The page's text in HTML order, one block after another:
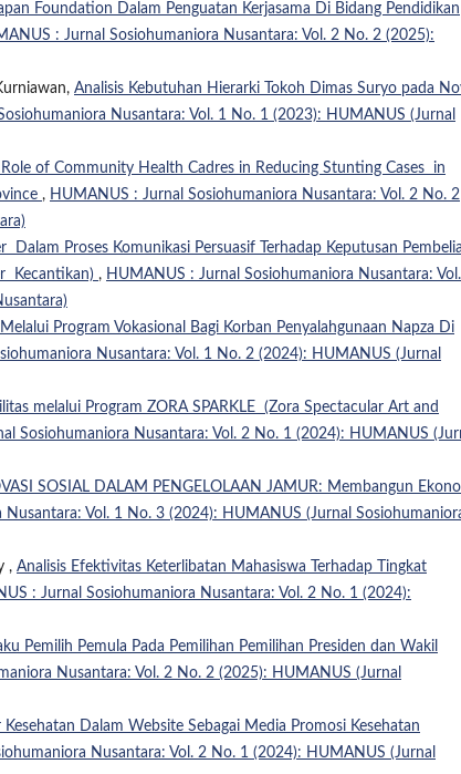
Foundation Dalam Penguatan Kerjasama Di Bidang Pendidikan
: Jurnal Sosiohumaniora Nusantara: Vol. 2 No. 2 (2025):
Analisis Kebutuhan Hierarki Tokoh Dimas Suryo pada
Nusantara: Vol. 1 No. 1 (2023): HUMANUS (Jurnal
Role of Community Health Cadres in Reducing Stunting Cases in
, HUMANUS : Jurnal Sosiohumaniora Nusantara: Vol. 2 No. 2
Dalam Proses Komunikasi Persuasif Terhadap Keputusan
Kecantikan) , HUMANUS : Jurnal Sosiohumaniora Nusantara:
Program Vokasional Bagi Korban Penyalahgunaan Napza Di
Nusantara: Vol. 1 No. 2 (2024): HUMANUS (Jurnal
melalui Program ZORA SPARKLE (Zora Spectacular Art and
Sosiohumaniora Nusantara: Vol. 2 No. 1 (2024): HUMANUS
SOSIAL DALAM PENGELOLAAN JAMUR: Membangun
Vol. 1 No. 3 (2024): HUMANUS (Jurnal
, Analisis Efektivitas Keterlibatan Mahasiswa Terhadap Tingkat
: Jurnal Sosiohumaniora Nusantara: Vol. 2 No. 1 (2024):
Pemilih Pemula Pada Pemilihan Pemilihan Presiden dan Wakil
Nusantara: Vol. 2 No. 2 (2025): HUMANUS (Jurnal
Dalam Website Sebagai Media Promosi Kesehatan
Nusantara: Vol. 2 No. 1 (2024): HUMANUS (Jurnal